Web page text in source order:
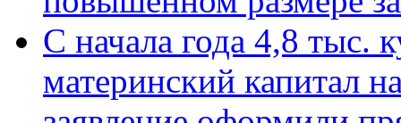
С начала года 4,8 тыс.
материнский капитал